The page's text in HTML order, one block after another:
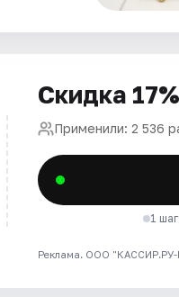
Скидка
Применили: 2 536
1
Реклама. ООО "КАССИР.РУ-